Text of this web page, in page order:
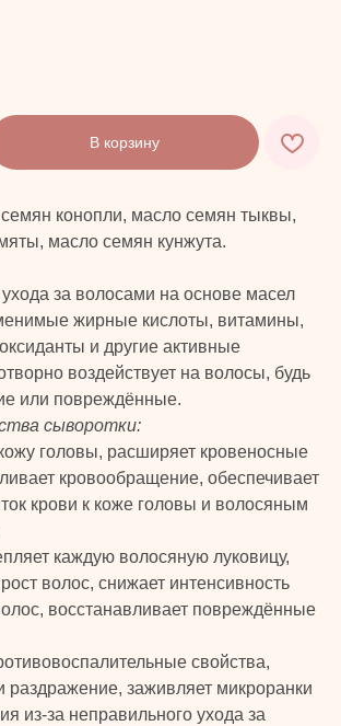
В корзину
конопли, масло семян тыквы,
масло семян кунжута.
за волосами на основе масел
жирные кислоты, витамины,
и другие активные
воздействует на волосы, будь
или повреждённые.
сыворотки:
головы, расширяет кровеносные
кровообращение, обеспечивает
крови к коже головы и волосяным
каждую волосяную луковицу,
волос, снижает интенсивность
восстанавливает повреждённые
свойства,
раздражение, заживляет микроранки
из-за неправильного ухода за